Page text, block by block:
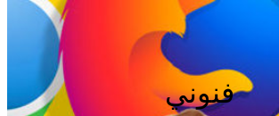
فنوني